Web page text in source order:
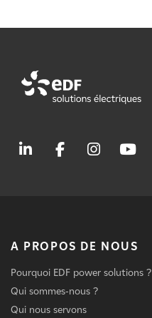
A PROPOS DE NOUS
Pourquoi EDF power solutions ?
Qui sommes-nous ?
Qui nous servons